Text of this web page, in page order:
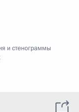
и стенограммы